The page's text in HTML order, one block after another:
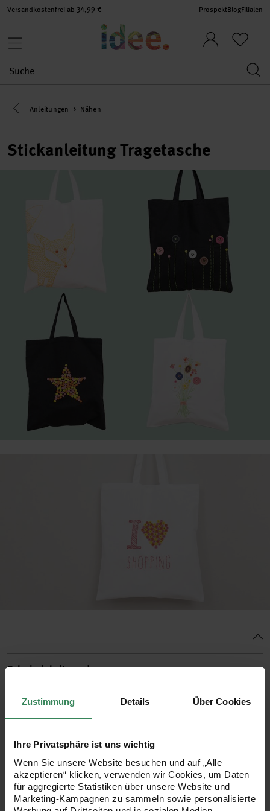
Zustimmung Details Über Cookies
Ihre Privatsphäre ist uns wichtig
Wenn Sie unsere Website besuchen und auf „Alle
akzeptieren“ klicken, verwenden wir Cookies, um Daten
für aggregierte Statistiken über unsere Website und
Marketing-Kampagnen zu sammeln sowie personalisierte
Versandkostenfrei ab 34,99 € ProspektBlogFilialen
Eine Kategorie zurück navigieren
Anleitungen Nähen
Stickanleitung Tragetasche
Schwierigkeitsgrad
Anfänger
1. Die gewünschte Downloadvorlage ausdrucken, zwischen
die Stofflagen der Baumwolltasche (weiß) schieben und die
durchschimmernden Konturen mit einem Bleistift nachmalen.
2. Bei schwarzen Tasche die Downloadvorlage mit Nadeln auf